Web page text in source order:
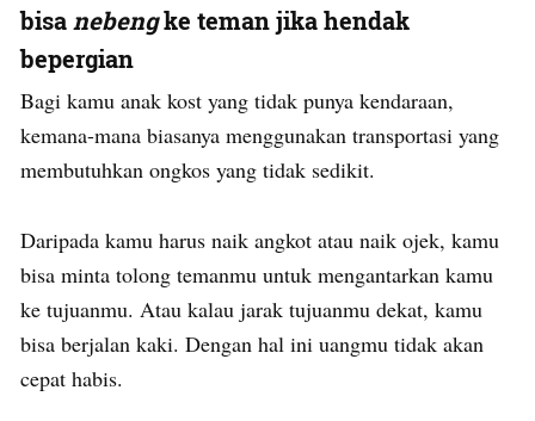
bisanebengke teman jika hendak
bepergian
Bagi kamu anak kost yang tidak punya kendaraan,
kemana-mana biasanya menggunakan transportasi yang
membutuhkan ongkos yang tidak sedikit.
Daripada kamu harus naik angkot atau naik ojek, kamu
bisa minta tolong temanmu untuk mengantarkan kamu
ke tujuanmu. Atau kalau jarak tujuanmu dekat, kamu
bisa berjalan kaki. Dengan hal ini uangmu tidak akan
cepat habis.